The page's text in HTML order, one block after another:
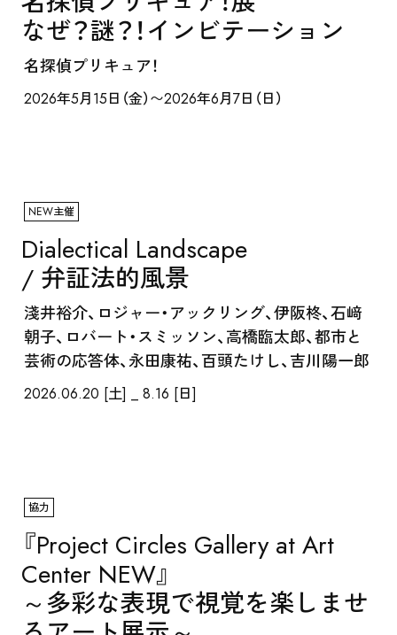
EVENT
SCHOOL
なぜ？謎？！インビテーション
名探偵プリキュア！
2026年5月15日（金）〜2026年6月7日（日）
NEW主催
Dialectical Landscape
/ 弁証法的風景
淺井裕介、ロジャー・アックリング、伊阪柊、石﨑
朝子、ロバート・スミッソン、高橋臨太郎、都市と
芸術の応答体、永田康祐、百頭たけし、吉川陽一郎
2026.06.20 [土] _ 8.16 [日]
協力
『Project Circles Gallery at Art
Center NEW』
～多彩な表現で視覚を楽しませ